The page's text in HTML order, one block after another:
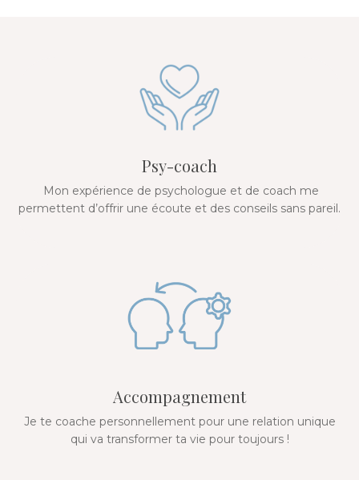
Psy-coach
Mon expérience de psychologue et de coach me
permettent d’offrir une écoute et des conseils sans pareil.
Accompagnement
Je te coache personnellement pour une relation unique
qui va transformer ta vie pour toujours !